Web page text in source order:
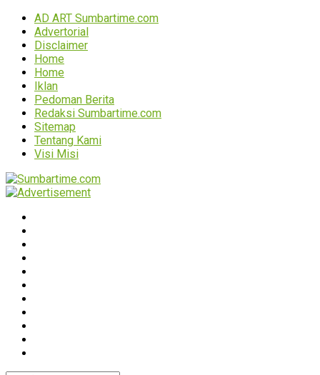
AD ART Sumbartime.com
Advertorial
Disclaimer
Home
Home
Iklan
Pedoman Berita
Redaksi Sumbartime.com
Sitemap
Tentang Kami
Visi Misi